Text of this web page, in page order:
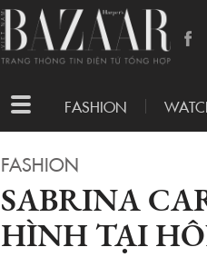
Toggle
navigation
FASHION
FASHION
SABRINA
HÌNH TẠI